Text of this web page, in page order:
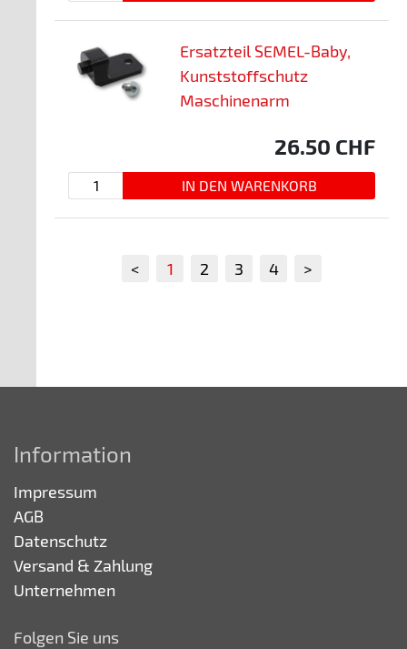
Ersatzteil SEMEL-Baby,
Kunststoffschutz
Maschinenarm
26.50 CHF
< 1 2 3 4 >
Information
Impressum
AGB
Datenschutz
Versand & Zahlung
Unternehmen
Folgen Sie uns